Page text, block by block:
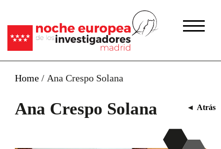
Home / Ana Crespo Solana
Ana Crespo Solana ◄ Atrás